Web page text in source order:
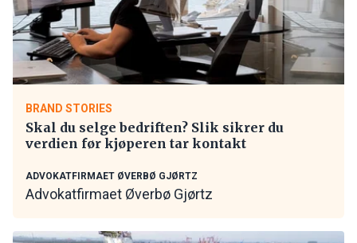
BRAND STORIES
Skal du selge bedriften? Slik sikrer du
verdien før kjøperen tar kontakt
ADVOKATFIRMAET ØVERBØ GJØRTZ
Advokatfirmaet Øverbø Gjørtz